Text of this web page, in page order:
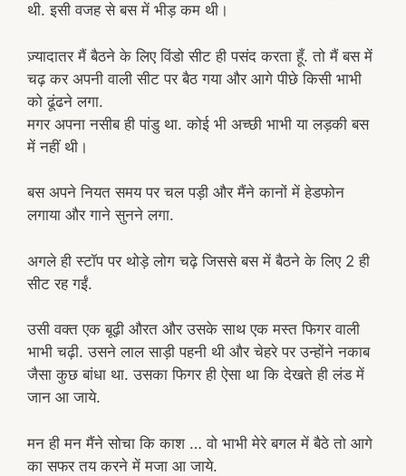
थी. इसी वजह से बस में भीड़ कम थी।
ज़्यादातर मैं बैठने के लिए विंडो सीट ही पसंद करता हूँ. तो मैं बस में
चढ़ कर अपनी वाली सीट पर बैठ गया और आगे पीछे किसी भाभी
को ढूंढने लगा.
मगर अपना नसीब ही पांडु था. कोई भी अच्छी भाभी या लड़की बस
में नहीं थी।
बस अपने नियत समय पर चल पड़ी और मैंने कानों में हेडफोन
लगाया और गाने सुनने लगा.
अगले ही स्टॉप पर थोड़े लोग चढ़े जिससे बस में बैठने के लिए 2 ही
सीट रह गईं.
उसी वक्त एक बूढ़ी औरत और उसके साथ एक मस्त फिगर वाली
भाभी चढ़ी. उसने लाल साड़ी पहनी थी और चेहरे पर उन्होंने नकाब
जैसा कुछ बांधा था. उसका फिगर ही ऐसा था कि देखते ही लंड में
जान आ जाये.
मन ही मन मैंने सोचा कि काश … वो भाभी मेरे बगल में बैठे तो आगे
का सफर तय करने में मजा आ जाये.